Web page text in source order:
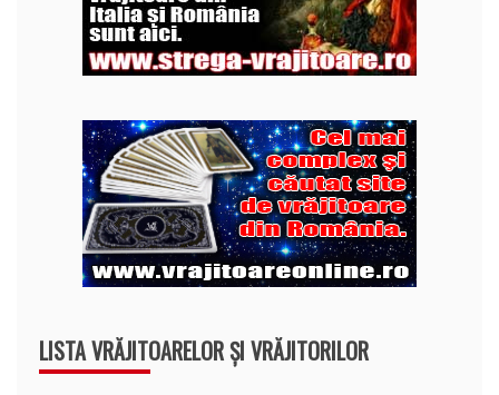
LISTA VRĂJITOARELOR ȘI VRĂJITORILOR